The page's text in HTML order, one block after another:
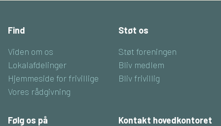
Find
Viden om os
Lokalafdelinger
Hjemmeside for frivillige
Vores rådgivning
Støt os
Støt foreningen
Bliv medlem
Bliv frivillig
Følg os på
Kontakt hovedkontoret